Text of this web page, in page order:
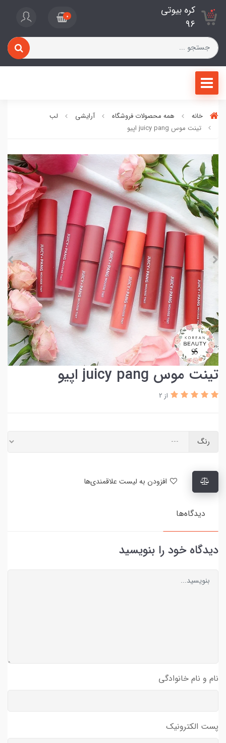
کره بیوتی
96
0
خانه همه محصولات فروشگاه آرایشی
لب
تینت موس juicy pang اپیو
تینت موس juicy pang اپیو
از 2
رنگ
دیدگاه‌ها
دیدگاه خود را بنویسید
نام و نام خانوادگی
پست الکترونیک